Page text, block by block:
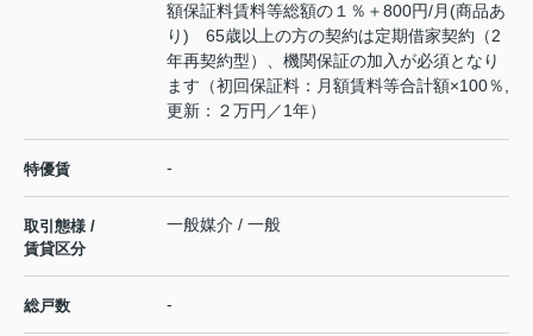
額保証料賃料等総額の１％＋800円/月(商品あ
り) 65歳以上の方の契約は定期借家契約（2
年再契約型）、機関保証の加入が必須となり
ます（初回保証料：月額賃料等合計額×100％,
更新：２万円／1年）
特優賃 -
取引態様 /
賃貸区分
一般媒介 / 一般
総戸数 -